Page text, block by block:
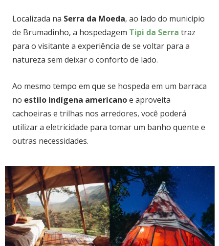
Localizada na Serra da Moeda, ao lado do município
de Brumadinho, a hospedagem Tipi da Serra traz
para o visitante a experiência de se voltar para a
natureza sem deixar o conforto de lado.
Ao mesmo tempo em que se hospeda em um barraca
no estilo indígena americanoe aproveita
cachoeiras e trilhas nos arredores, você poderá
utilizar a eletricidade para tomar um banho quente e
outras necessidades.